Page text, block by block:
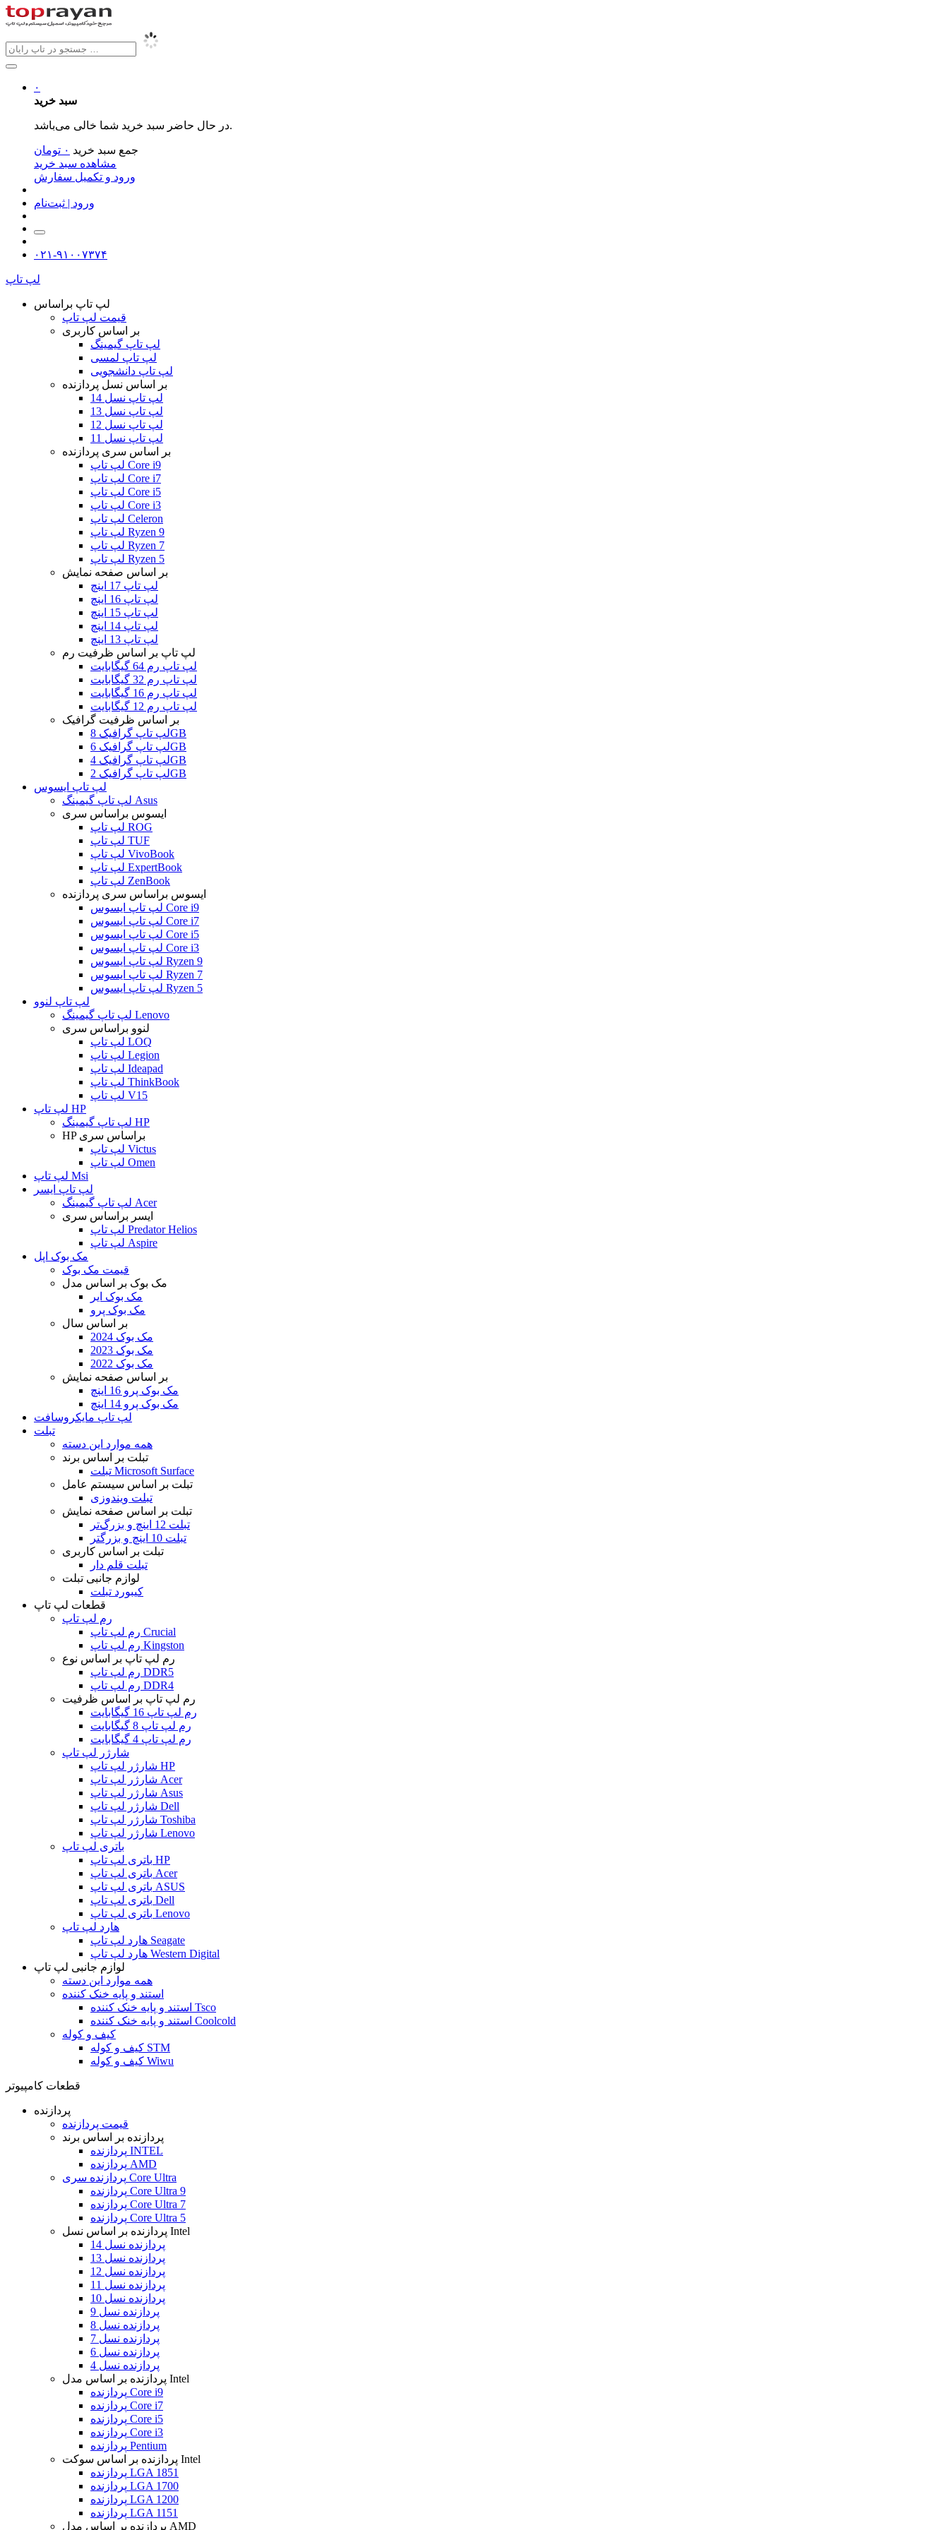
۰
سبد خرید
در حال حاضر سبد خرید شما خالی می‌باشد.
جمع سبد خرید ۰ تومان
مشاهده سبد خرید
ورود و تکمیل سفارش
ورود | ثبت‌نام
۰۲۱-۹۱۰۰۷۳۷۴
لپ تاپ
لپ تاپ براساس
قیمت لپ تاپ
بر اساس کاربری
لپ تاپ گیمینگ
لپ تاپ لمسی
لپ تاپ دانشجویی
بر اساس نسل پردازنده
لپ تاپ نسل 14
لپ تاپ نسل 13
لپ تاپ نسل 12
لپ تاپ نسل 11
بر اساس سری پردازنده
لپ تاپ Core i9
لپ تاپ Core i7
لپ تاپ Core i5
لپ تاپ Core i3
لپ تاپ Celeron
لپ تاپ Ryzen 9
لپ تاپ Ryzen 7
لپ تاپ Ryzen 5
بر اساس صفحه نمایش
لپ تاپ 17 اینچ
لپ تاپ 16 اینچ
لپ تاپ 15 اینچ
لپ تاپ 14 اینچ
لپ تاپ 13 اینچ
لپ تاپ بر اساس ظرفیت رم
لپ تاپ رم 64 گیگابایت
لپ تاپ رم 32 گیگابایت
لپ تاپ رم 16 گیگابایت
لپ تاپ رم 12 گیگابایت
بر اساس ظرفیت گرافیک
لپ تاپ گرافیک 8GB
لپ تاپ گرافیک 6GB
لپ تاپ گرافیک 4GB
لپ تاپ گرافیک 2GB
لپ تاپ ایسوس
لپ تاپ گیمینگ Asus
ایسوس براساس سری
لپ تاپ ROG
لپ تاپ TUF
لپ تاپ VivoBook
لپ تاپ ExpertBook
لپ تاپ ZenBook
ایسوس براساس سری پردازنده
لپ تاپ ایسوس Core i9
لپ تاپ ایسوس Core i7
لپ تاپ ایسوس Core i5
لپ تاپ ایسوس Core i3
لپ تاپ ایسوس Ryzen 9
لپ تاپ ایسوس Ryzen 7
لپ تاپ ایسوس Ryzen 5
لپ تاپ لنوو
لپ تاپ گیمینگ Lenovo
لنوو براساس سری
لپ تاپ LOQ
لپ تاپ Legion
لپ تاپ Ideapad
لپ تاپ ThinkBook
لپ تاپ V15
لپ تاپ HP
لپ تاپ گیمینگ HP
HP براساس سری
لپ تاپ Victus
لپ تاپ Omen
لپ تاپ Msi
لپ تاپ ایسر
لپ تاپ گیمینگ Acer
ایسر براساس سری
لپ تاپ Predator Helios
لپ تاپ Aspire
مک بوک اپل
قیمت مک بوک
مک بوک بر اساس مدل
مک بوک ایر
مک بوک پرو
بر اساس سال
مک بوک 2024
مک بوک 2023
مک بوک 2022
بر اساس صفحه نمایش
مک بوک پرو 16 اینچ
مک بوک پرو 14 اینچ
لپ تاپ مایکروسافت
تبلت
همه موارد این دسته
تبلت بر اساس برند
تبلت Microsoft Surface
تبلت بر اساس سیستم عامل
تبلت ویندوزی
تبلت بر اساس صفحه نمایش
تبلت 12 اینچ و بزرگ‌تر
تبلت 10 اینچ و بزرگتر
تبلت بر اساس کاربری
تبلت قلم دار
لوازم جانبی تبلت
کیبورد تبلت
قطعات لپ تاپ
رم لپ تاپ
رم لپ تاپ Crucial
رم لپ تاپ Kingston
رم لپ تاپ بر اساس نوع
رم لپ تاپ DDR5
رم لپ تاپ DDR4
رم لپ تاپ بر اساس ظرفیت
رم لپ تاپ 16 گیگابایت
رم لپ تاپ 8 گیگابایت
رم لپ تاپ 4 گیگابایت
شارژر لپ تاپ
شارژر لپ تاپ HP
شارژر لپ تاپ Acer
شارژر لپ تاپ Asus
شارژر لپ تاپ Dell
شارژر لپ تاپ Toshiba
شارژر لپ تاپ Lenovo
باتری لپ تاپ
باتری لپ تاپ HP
باتری لپ تاپ Acer
باتری لپ تاپ ASUS
باتری لپ تاپ Dell
باتری لپ تاپ Lenovo
هارد لپ تاپ
هارد لپ تاپ Seagate
هارد لپ تاپ Western Digital
لوازم جانبی لپ تاپ
همه موارد این دسته
استند و پایه خنک کننده
استند و پایه خنک کننده Tsco
استند و پایه خنک کننده Coolcold
کیف و کوله
کیف و کوله STM
کیف و کوله Wiwu
قطعات کامپیوتر
پردازنده
قیمت پردازنده
پردازنده بر اساس برند
پردازنده INTEL
پردازنده AMD
پردازنده سری Core Ultra
پردازنده Core Ultra 9
پردازنده Core Ultra 7
پردازنده Core Ultra 5
پردازنده بر اساس نسل Intel
پردازنده نسل 14
پردازنده نسل 13
پردازنده نسل 12
پردازنده نسل 11
پردازنده نسل 10
پردازنده نسل 9
پردازنده نسل 8
پردازنده نسل 7
پردازنده نسل 6
پردازنده نسل 4
پردازنده بر اساس مدل Intel
پردازنده Core i9
پردازنده Core i7
پردازنده Core i5
پردازنده Core i3
پردازنده Pentium
پردازنده بر اساس سوکت Intel
پردازنده LGA 1851
پردازنده LGA 1700
پردازنده LGA 1200
پردازنده LGA 1151
پردازنده بر اساس مدل AMD